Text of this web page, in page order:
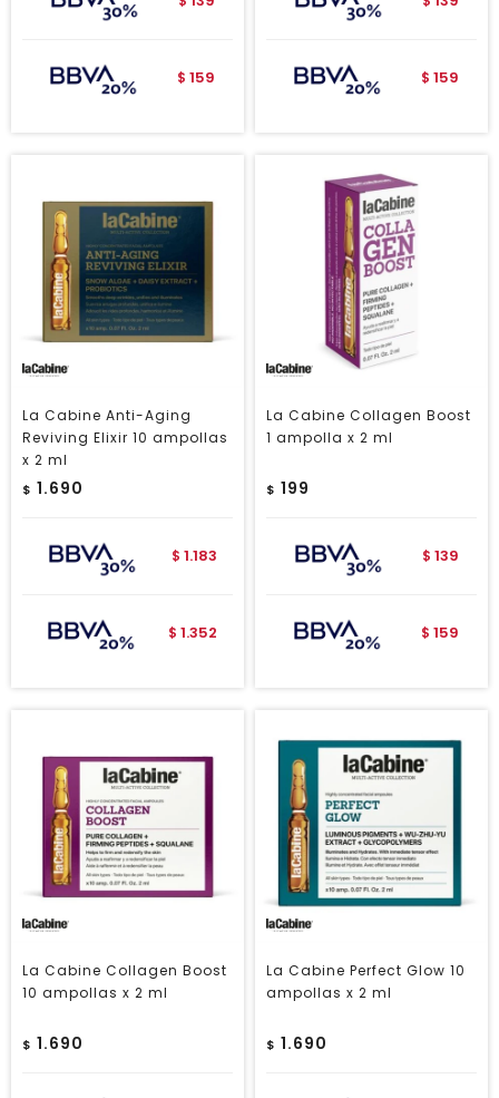
$ 159 $ 159
La Cabine Anti-Aging
Reviving Elixir 10 ampollas
x 2 ml
$ 1.690
$ 1.183
$ 1.352
La Cabine Collagen Boost
1 ampolla x 2 ml
$ 199
$ 139
$ 159
La Cabine Collagen Boost
10 ampollas x 2 ml
$ 1.690
La Cabine Perfect Glow 10
ampollas x 2 ml
$ 1.690